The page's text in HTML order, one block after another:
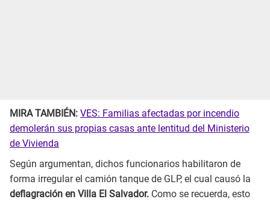
MIRA TAMBIÉN: VES: Familias afectadas por incendio
demolerán sus propias casas ante lentitud del Ministerio
de Vivienda
Según argumentan, dichos funcionarios habilitaron de
forma irregular el camión tanque de GLP, el cual causó la
deflagración en Villa El Salvador. Como se recuerda, esto